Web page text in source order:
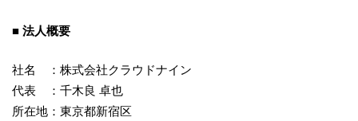
■ 法人概要
社名 ：株式会社クラウドナイン
代表 ：千木良 卓也
所在地：東京都新宿区